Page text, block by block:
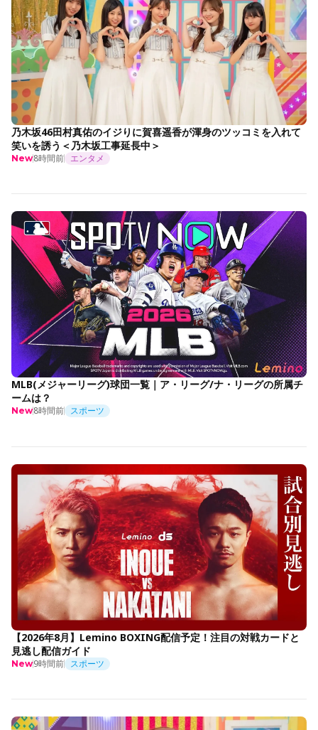
乃木坂46田村真佑のイジりに賀喜遥香が渾身のツッコミを入れて
笑いを誘う＜乃木坂工事延長中＞
New8時間前 エンタメ
MLB(メジャーリーグ)球団一覧｜ア・リーグ/ナ・リーグの所属チ
ームは？
New8時間前 スポーツ
【2026年8月】Lemino BOXING配信予定！注目の対戦カードと
見逃し配信ガイド
New9時間前 スポーツ